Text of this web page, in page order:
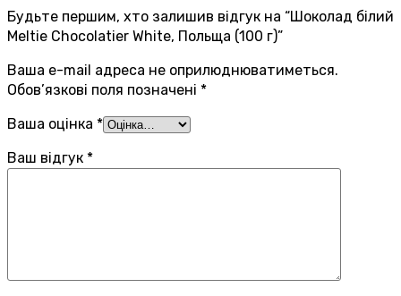
Будьте першим, хто залишив відгук на “Шоколад білий
Meltie Chocolatier White, Польща (100 г)”
Ваша e-mail адреса не оприлюднюватиметься.
Обов’язкові поля позначені *
Ваша оцінка *
Ваш відгук *